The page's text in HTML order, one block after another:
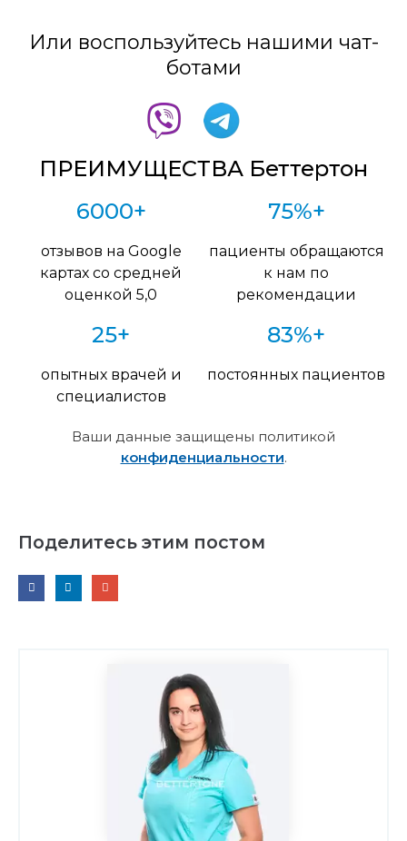
Или воспользуйтесь нашими чат-
ботами
ПРЕИМУЩЕСТВА Беттертон
6000+
отзывов на Google
картах со средней
оценкой 5,0
75%+
пациенты обращаются
к нам по
рекомендации
25+
опытных врачей и
специалистов
83%+
постоянных пациентов
Ваши данные защищены политикой
конфиденциальности.
Поделитесь этим постом